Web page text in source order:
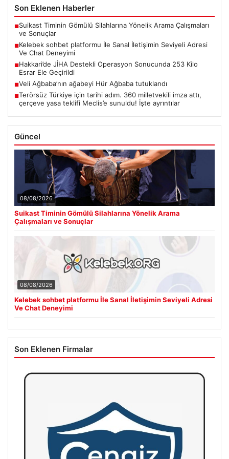
Son Eklenen Haberler
■Suikast Timinin Gömülü Silahlarına Yönelik Arama Çalışmaları
ve Sonuçlar
■Kelebek sohbet platformu İle Sanal İletişimin Seviyeli Adresi
Ve Chat Deneyimi
■Hakkari’de JİHA Destekli Operasyon Sonucunda 253 Kilo
Esrar Ele Geçirildi
■Veli Ağbaba’nın ağabeyi Hür Ağbaba tutuklandı
■Terörsüz Türkiye için tarihi adım. 360 milletvekili imza attı,
çerçeve yasa teklifi Meclis’e sunuldu! İşte ayrıntılar
Güncel
08/08/2026
Suikast Timinin Gömülü Silahlarına Yönelik Arama
Çalışmaları ve Sonuçlar
08/08/2026
Kelebek sohbet platformu İle Sanal İletişimin Seviyeli Adresi
Ve Chat Deneyimi
Son Eklenen Firmalar